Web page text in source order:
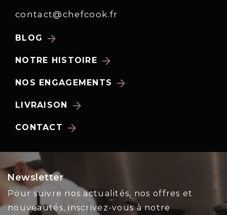
contact@chefcook.fr
BLOG arrow_forward
NOTRE HISTOIRE arrow_forward
NOS ENGAGEMENTS arrow_forward
LIVRAISON arrow_forward
CONTACT arrow_forward
Newsletter
Pour suivre nos actualités, nos offres et
nouveautés, inscrivez-vous à notre